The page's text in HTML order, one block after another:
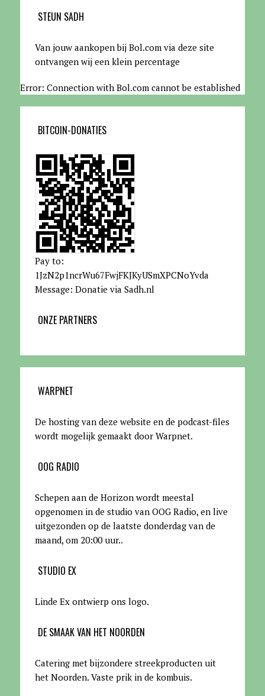
STEUN SADH
Van jouw aankopen bij Bol.com via deze site
ontvangen wij een klein percentage
Error: Connection with Bol.com cannot be established
BITCOIN-DONATIES
Pay to:
1JzN2p1ncrWu67FwjFKJKyUSmXPCNoYvda
Message: Donatie via Sadh.nl
ONZE PARTNERS
WARPNET
De hosting van deze website en de podcast-files
wordt mogelijk gemaakt door Warpnet.
OOG RADIO
Schepen aan de Horizon wordt meestal
opgenomen in de studio van OOG Radio, en live
uitgezonden op de laatste donderdag van de
maand, om 20:00 uur..
STUDIO EX
Linde Ex ontwierp ons logo.
DE SMAAK VAN HET NOORDEN
Catering met bijzondere streekproducten uit
het Noorden. Vaste prik in de kombuis.